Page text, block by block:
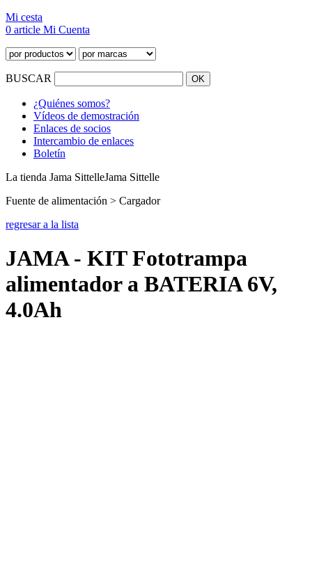
Mi cesta
0 article Mi Cuenta
BUSCAR
¿Quiénes somos?
Vídeos de demostración
Enlaces de socios
Intercambio de enlaces
Boletín
La tienda Jama SittelleJama Sittelle
Fuente de alimentación > Cargador
regresar a la lista
JAMA - KIT Fototrampa
alimentador a BATERIA 6V,
4.0Ah